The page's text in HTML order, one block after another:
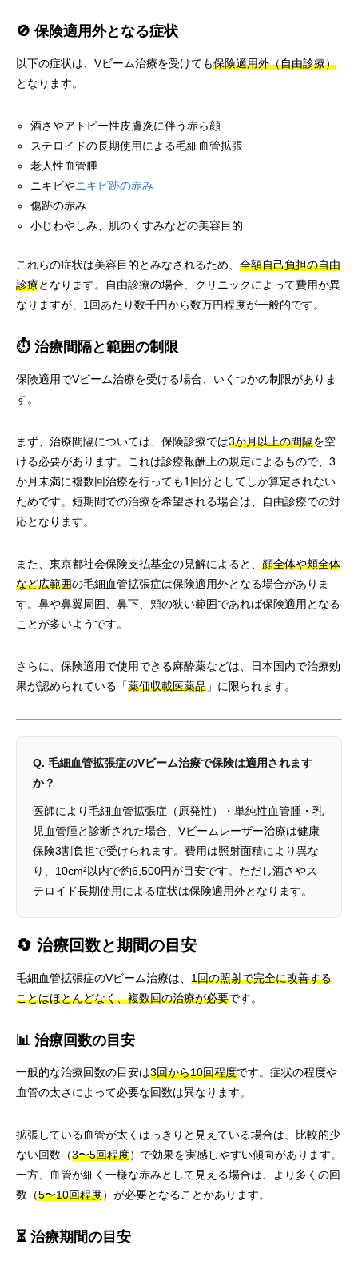
🚫 保険適用外となる症状
以下の症状は、Vビーム治療を受けても保険適用外（自由診療）
となります。
酒さやアトピー性皮膚炎に伴う赤ら顔
ステロイドの長期使用による毛細血管拡張
老人性血管腫
ニキビやニキビ跡の赤み
傷跡の赤み
小じわやしみ、肌のくすみなどの美容目的
これらの症状は美容目的とみなされるため、 全額自己負担の自由
診療となります。自由診療の場合、クリニックによって費用が異
なりますが、1回あたり数千円から数万円程度が一般的です。
⏱️ 治療間隔と範囲の制限
保険適用でVビーム治療を受ける場合、いくつかの制限がありま
す。
まず、治療間隔については、保険診療では3か月以上の間隔を空
ける必要があります。これは診療報酬上の規定によるもので、3
か月未満に複数回治療を行っても1回分としてしか算定されない
ためです。短期間での治療を希望される場合は、自由診療での対
応となります。
また、東京都社会保険支払基金の見解によると、 顔全体や頬全体
など広範囲の毛細血管拡張症は保険適用外となる場合がありま
す。鼻や鼻翼周囲、鼻下、頬の狭い範囲であれば保険適用となる
ことが多いようです。
さらに、保険適用で使用できる麻酔薬などは、日本国内で治療効
果が認められている「薬価収載医薬品 」に限られます。
Q. 毛細血管拡張症のVビーム治療で保険は適用されます
か？
医師により毛細血管拡張症（原発性）・単純性血管腫・乳
児血管腫と診断された場合、Vビームレーザー治療は健康
保険3割負担で受けられます。費用は照射面積により異な
り、10cm²以内で約6,500円が目安です。ただし酒さやス
テロイド長期使用による症状は保険適用外となります。
🔄 治療回数と期間の目安
毛細血管拡張症のVビーム治療は、 1回の照射で完全に改善する
ことはほとんどなく、複数回の治療が必要です。
📊 治療回数の目安
一般的な治療回数の目安は3回から10回程度です。症状の程度や
血管の太さによって必要な回数は異なります。
拡張している血管が太くはっきりと見えている場合は、比較的少
ない回数（3〜5回程度）で効果を実感しやすい傾向があります。
一方、血管が細く一様な赤みとして見える場合は、より多くの回
数（5〜10回程度）が必要となることがあります。
⏳ 治療期間の目安